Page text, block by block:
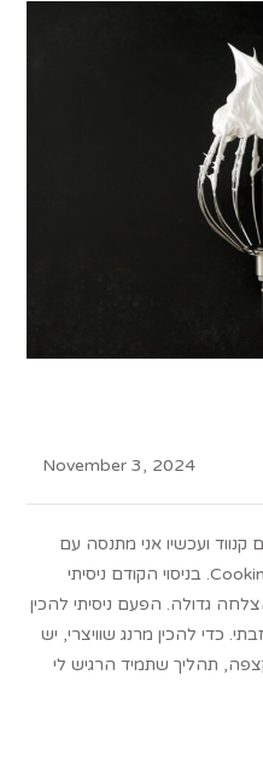
November 3, 2024
ועכשיו אני מתנסה עם
המיקסר החדש שלהם, Cooking chef xl. בניסוי הקודם ניסיתי
גדולה. הפעם ניסיתי להכין
כדי להכין מרנג שוויצרי, יש
תהליך שתמיד הרגיש לי